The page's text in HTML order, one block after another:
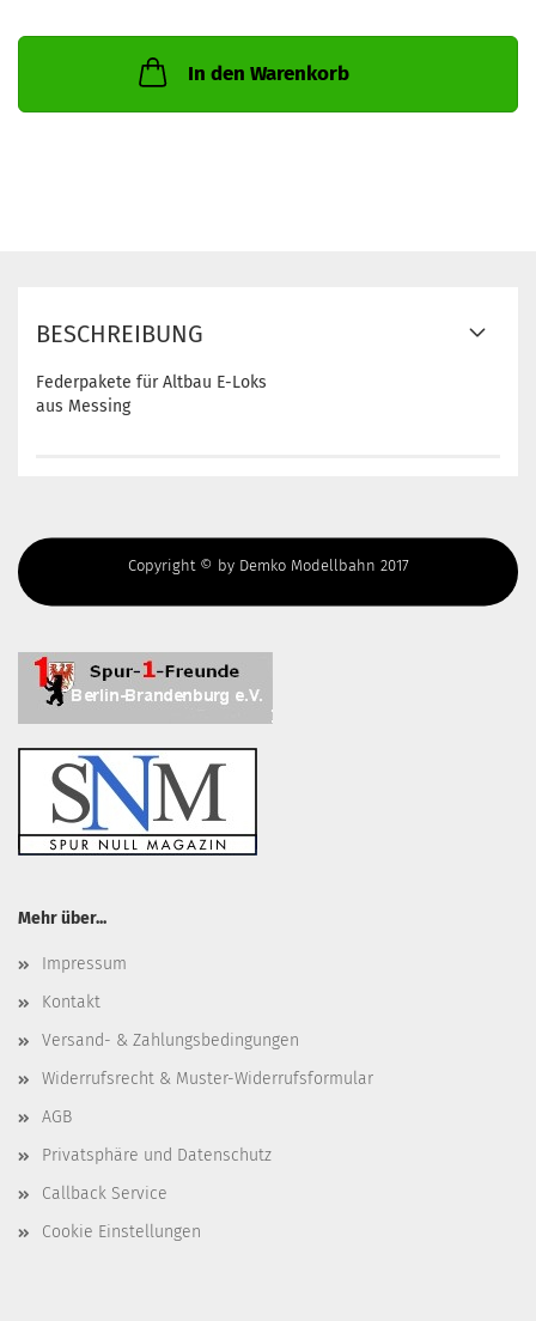
In den Warenkorb
BESCHREIBUNG
Federpakete für Altbau E-Loks
aus Messing
Copyright © by Demko Modellbahn 2017
Mehr über...
Impressum
Kontakt
Versand- & Zahlungsbedingungen
Widerrufsrecht & Muster-Widerrufsformular
AGB
Privatsphäre und Datenschutz
Callback Service
Cookie Einstellungen